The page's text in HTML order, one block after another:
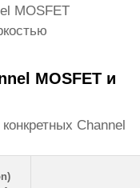
MOSFET
MOSFET и
Channel